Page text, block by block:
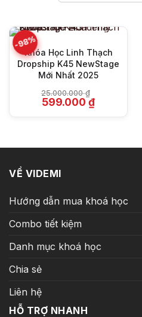
-98%
Khóa Học Linh Thạch
Dropship K45 NewStage
Mới Nhất 2025
25.000.000₫
Giá
gốc
599.000 ₫Giá
VỀ VIDEMI
Hướng dẫn mua khoá học
Combo tiết kiệm
Danh mục khoá học
Chia sẻ
Liên hệ
HỖ TRỢ NHANH